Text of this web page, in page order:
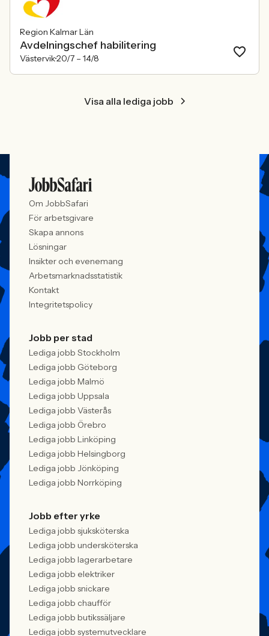
Region Kalmar Län
Avdelningschef habilitering
Västervik20/7 – 14/8
Visa alla lediga jobb
Om JobbSafari
För arbetsgivare
Skapa annons
Lösningar
Insikter och evenemang
Arbetsmarknadsstatistik
Kontakt
Integritetspolicy
Jobb per stad
Lediga jobb Stockholm
Lediga jobb Göteborg
Lediga jobb Malmö
Lediga jobb Uppsala
Lediga jobb Västerås
Lediga jobb Örebro
Lediga jobb Linköping
Lediga jobb Helsingborg
Lediga jobb Jönköping
Lediga jobb Norrköping
Jobb efter yrke
Lediga jobb sjuksköterska
Lediga jobb undersköterska
Lediga jobb lagerarbetare
Lediga jobb elektriker
Lediga jobb snickare
Lediga jobb chaufför
Lediga jobb butikssäljare
Lediga jobb systemutvecklare